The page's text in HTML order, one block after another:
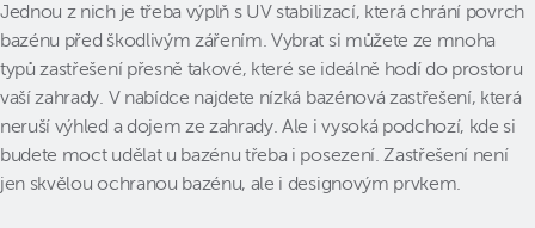
Jednou z nich je třeba výplň s UV stabilizací, která chrání povrch
bazénu před škodlivým zářením. Vybrat si můžete ze mnoha
typů zastřešení přesně takové, které se ideálně hodí do prostoru
vaší zahrady. V nabídce najdete nízká bazénová zastřešení, která
neruší výhled a dojem ze zahrady. Ale i vysoká podchozí, kde si
budete moct udělat u bazénu třeba i posezení. Zastřešení není
jen skvělou ochranou bazénu, ale i designovým prvkem.